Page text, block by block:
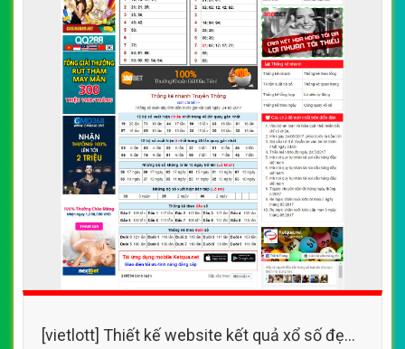
[vietlott] Thiết kế website kết quả xổ số đẹp,